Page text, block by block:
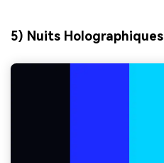
5) Nuits Holographiques